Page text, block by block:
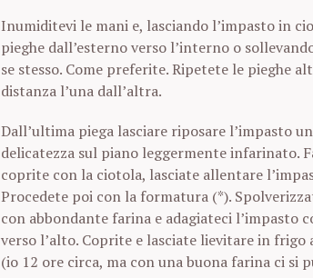
Inumiditevi le mani e, lasciando l’impasto in
pieghe dall’esterno verso l’interno o
se stesso. Come preferite. Ripetete le pieghe
distanza l’una dall’altra.
Dall’ultima piega lasciare riposare l’impasto
delicatezza sul piano leggermente infarinato.
coprite con la ciotola, lasciate allentare
Procedete poi con la formatura (*).
con abbondante farina e adagiateci l’impasto
verso l’alto. Coprite e lasciate lievitare in
(io 12 ore circa, ma con una buona farina ci si
Press